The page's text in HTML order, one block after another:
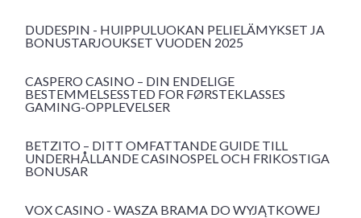
DUDESPIN - HUIPPULUOKAN PELIELÄMYKSET JA
BONUSTARJOUKSET VUODEN 2025
CASPERO CASINO – DIN ENDELIGE
BESTEMMELSESSTED FOR FØRSTEKLASSES
GAMING-OPPLEVELSER
BETZITO – DITT OMFATTANDE GUIDE TILL
UNDERHÅLLANDE CASINOSPEL OCH FRIKOSTIGA
BONUSAR
VOX CASINO - WASZA BRAMA DO WYJĄTKOWEJ